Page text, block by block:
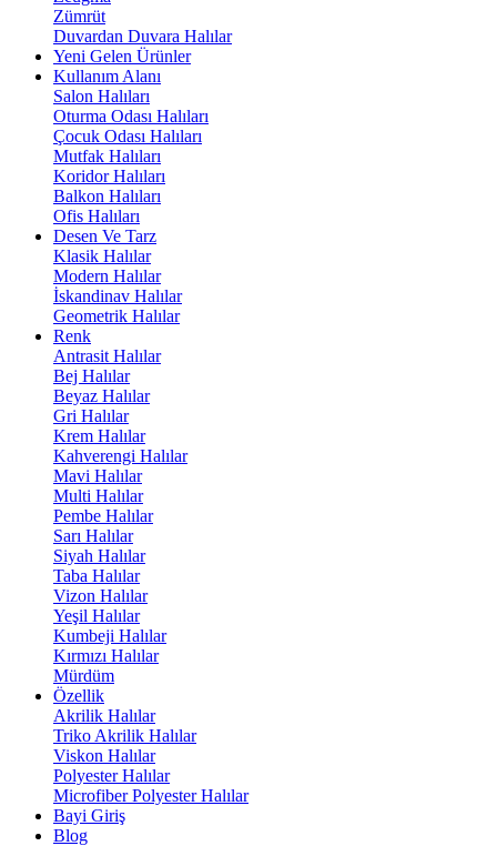
Zümrüt
Duvardan Duvara Halılar
Yeni Gelen Ürünler
Kullanım Alanı
Salon Halıları
Oturma Odası Halıları
Çocuk Odası Halıları
Mutfak Halıları
Koridor Halıları
Balkon Halıları
Ofis Halıları
Desen Ve Tarz
Klasik Halılar
Modern Halılar
İskandinav Halılar
Geometrik Halılar
Renk
Antrasit Halılar
Bej Halılar
Beyaz Halılar
Gri Halılar
Krem Halılar
Kahverengi Halılar
Mavi Halılar
Multi Halılar
Pembe Halılar
Sarı Halılar
Siyah Halılar
Taba Halılar
Vizon Halılar
Yeşil Halılar
Kumbeji Halılar
Kırmızı Halılar
Mürdüm
Özellik
Akrilik Halılar
Triko Akrilik Halılar
Viskon Halılar
Polyester Halılar
Microfiber Polyester Halılar
Bayi Giriş
Blog